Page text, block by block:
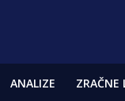
ANALIZE ZRAČNE